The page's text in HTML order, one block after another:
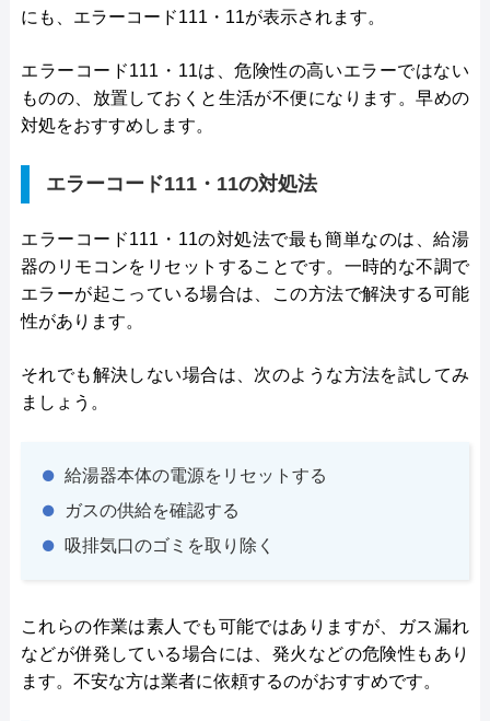
にも、エラーコード111・11が表示されます。
エラーコード111・11は、危険性の高いエラーではない
ものの、放置しておくと生活が不便になります。早めの
対処をおすすめします。
エラーコード111・11の対処法
エラーコード111・11の対処法で最も簡単なのは、給湯
器のリモコンをリセットすることです。一時的な不調で
エラーが起こっている場合は、この方法で解決する可能
性があります。
それでも解決しない場合は、次のような方法を試してみ
ましょう。
給湯器本体の電源をリセットする
ガスの供給を確認する
吸排気口のゴミを取り除く
これらの作業は素人でも可能ではありますが、ガス漏れ
などが併発している場合には、発火などの危険性もあり
ます。不安な方は業者に依頼するのがおすすめです。